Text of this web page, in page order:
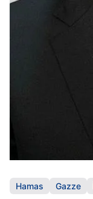
Hamas Gazze